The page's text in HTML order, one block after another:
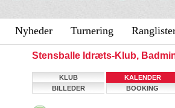
Nyheder Turnering
Stensballe Idræts-Klub,
KLUB KALENDER
BILLEDER
BOOKING